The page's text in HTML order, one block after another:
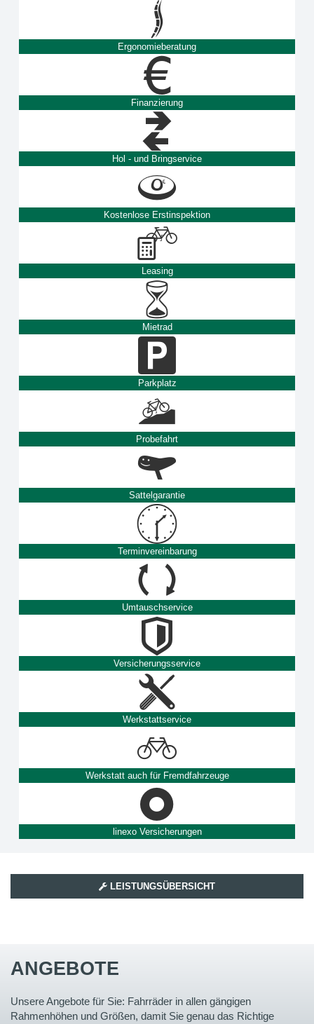
Ergonomieberatung
Finanzierung
Hol - und Bringservice
Kostenlose Erstinspektion
Leasing
Mietrad
Parkplatz
Probefahrt
Sattelgarantie
Terminvereinbarung
Umtauschservice
Versicherungsservice
Werkstattservice
Werkstatt auch für Fremdfahrzeuge
linexo Versicherungen
LEISTUNGSÜBERSICHT
ANGEBOTE
Unsere Angebote für Sie: Fahrräder in allen gängigen
Rahmenhöhen und Größen, damit Sie genau das Richtige